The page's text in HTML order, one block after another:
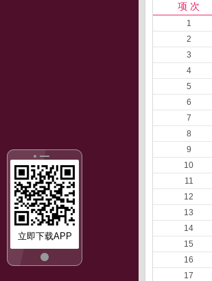
立即下载APP
项 次
1
2
3
4
5
6
7
8
9
10
11
12
13
14
15
16
17